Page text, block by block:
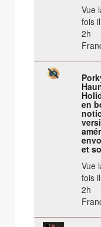
Vue
fois
2h
en
et
Vue
fois
2h